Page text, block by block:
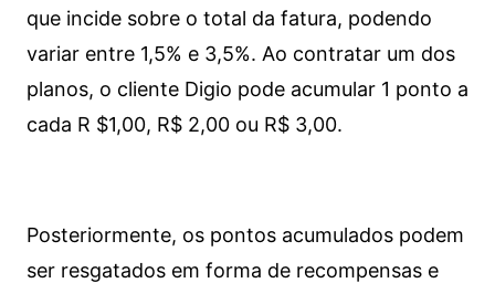
que incide sobre o total da fatura, podendo
variar entre 1,5% e 3,5%. Ao contratar um dos
planos, o cliente Digio pode acumular 1 ponto a
cada R $1,00, R$ 2,00 ou R$ 3,00.
Posteriormente, os pontos acumulados podem
ser resgatados em forma de recompensas e